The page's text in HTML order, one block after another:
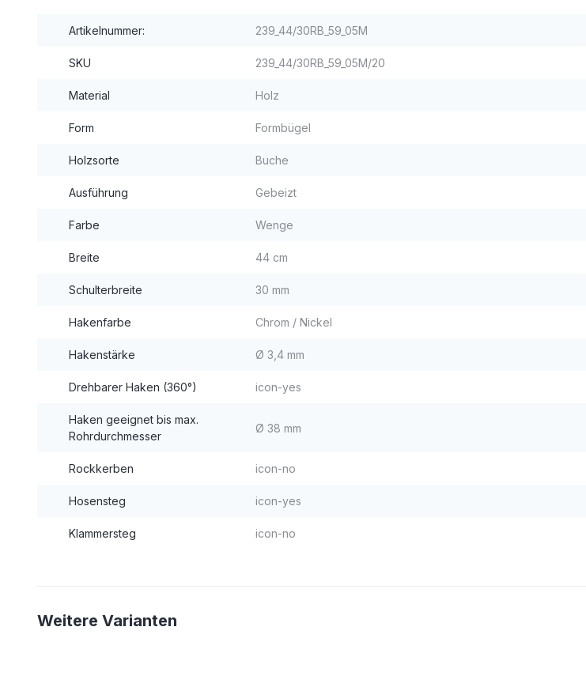
Artikelnummer: 239_44/30RB_59_05M
SKU 239_44/30RB_59_05M/20
Material Holz
Form Formbügel
Holzsorte Buche
Ausführung Gebeizt
Farbe Wenge
Breite 44 cm
Schulterbreite 30 mm
Hakenfarbe Chrom / Nickel
Hakenstärke Ø 3,4 mm
Drehbarer Haken (360°) icon-yes
Haken geeignet bis max.
Rohrdurchmesser
Ø 38 mm
Rockkerben icon-no
Hosensteg icon-yes
Klammersteg icon-no
Weitere Varianten